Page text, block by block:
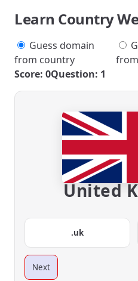
Learn Country
Guess domain
from country
Score: 0Question: 1
United
.uk
Next